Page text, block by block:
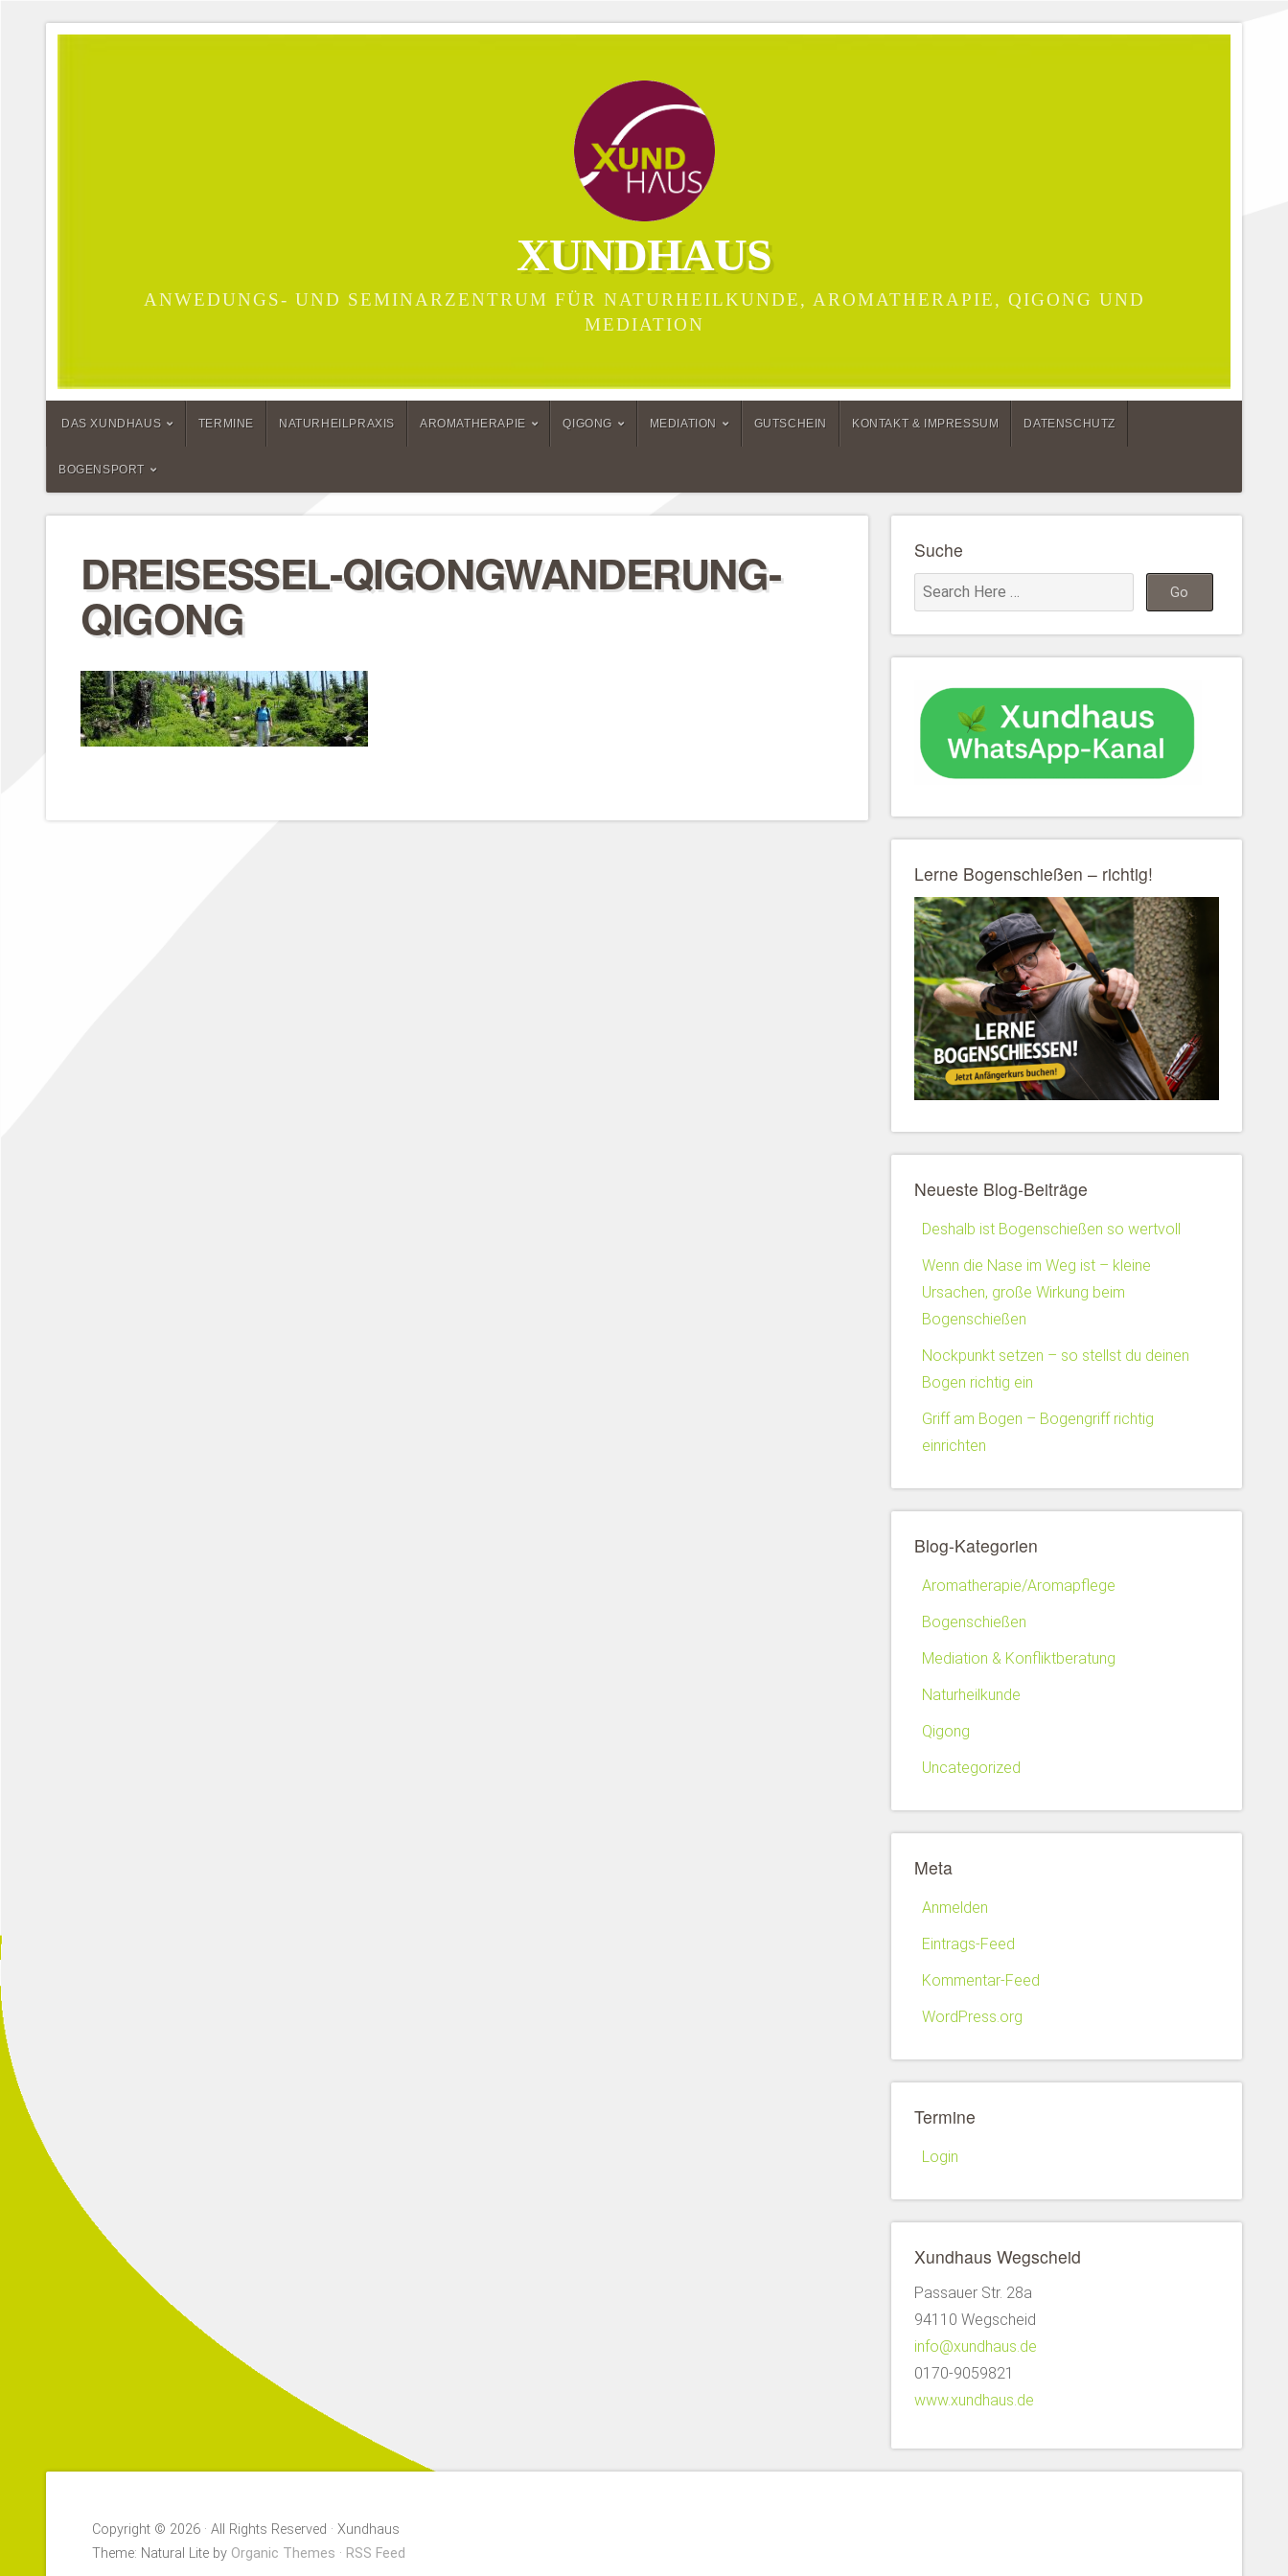
XUNDHAUS
ANWEDUNGS- UND SEMINARZENTRUM FÜR NATURHEILKUNDE, AROMATHERAPIE, QIGONG UND
MEDIATION
DAS XUNDHAUS TERMINE NATURHEILPRAXIS AROMATHERAPIE QIGONG MEDIATION GUTSCHEIN KONTAKT & IMPRESSUM DATENSCHUTZ
BOGENSPORT
DREISESSEL-QIGONGWANDERUNG-
QIGONG
Suche
Lerne Bogenschießen – richtig!
Neueste Blog-Beiträge
Deshalb ist Bogenschießen so wertvoll
Wenn die Nase im Weg ist – kleine
Ursachen, große Wirkung beim
Bogenschießen
Nockpunkt setzen – so stellst du deinen
Bogen richtig ein
Griff am Bogen – Bogengriff richtig
einrichten
Blog-Kategorien
Aromatherapie/Aromapflege
Bogenschießen
Mediation & Konfliktberatung
Naturheilkunde
Qigong
Uncategorized
Meta
Anmelden
Eintrags-Feed
Kommentar-Feed
WordPress.org
Termine
Login
Xundhaus Wegscheid
Passauer Str. 28a
94110 Wegscheid
info@xundhaus.de
0170-9059821
www.xundhaus.de
Copyright © 2026 · All Rights Reserved · Xundhaus
Theme: Natural Lite by Organic Themes · RSS Feed